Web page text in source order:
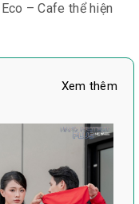
– Cafe thể hiện
Xem thêm